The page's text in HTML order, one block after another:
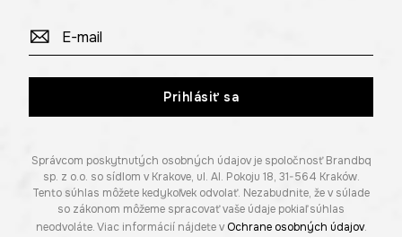
Prihlásiť sa
Správcom poskytnutých osobných údajov je spoločnosť Brandbq
sp. z o.o. so sídlom v Krakove, ul. Al. Pokoju 18, 31-564 Kraków.
Tento súhlas môžete kedykoľvek odvolať. Nezabudnite, že v súlade
so zákonom môžeme spracovať vaše údaje pokiaľ súhlas
neodvoláte. Viac informácií nájdete v Ochrane osobných údajov.